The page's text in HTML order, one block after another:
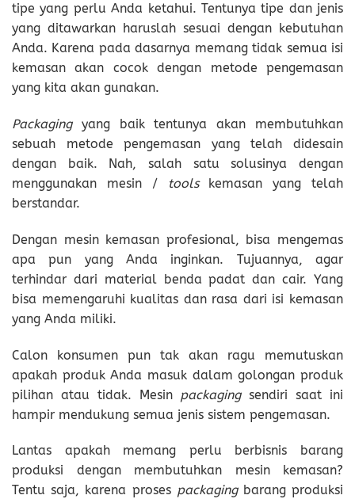
tipe yang perlu Anda ketahui. Tentunya tipe dan jenis
yang ditawarkan haruslah sesuai dengan kebutuhan
Anda. Karena pada dasarnya memang tidak semua isi
kemasan akan cocok dengan metode pengemasan
yang kita akan gunakan.
Packagingyang baik tentunya akan membutuhkan
sebuah metode pengemasan yang telah didesain
dengan baik. Nah, salah satu solusinya dengan
menggunakan mesin /
toolskemasan yang telah
berstandar.
Dengan mesin kemasan profesional, bisa mengemas
apa pun yang Anda inginkan. Tujuannya, agar
terhindar dari material benda padat dan cair. Yang
bisa memengaruhi kualitas dan rasa dari isi kemasan
yang Anda miliki.
Calon konsumen pun tak akan ragu memutuskan
apakah produk Anda masuk dalam golongan produk
pilihan atau tidak. Mesinpackagingsendiri saat ini
hampir mendukung semua jenis sistem pengemasan.
Lantas apakah memang perlu berbisnis barang
produksi dengan membutuhkan mesin kemasan?
Tentu saja, karena proses packagingbarang produksi